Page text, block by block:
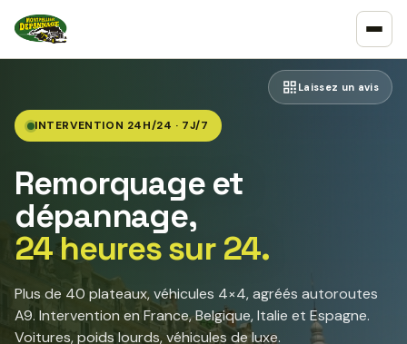
Laissez un avis
INTERVENTION 24H/24 · 7J/7
Remorquage et
dépannage,
24 heures sur 24.
Plus de 40 plateaux, véhicules 4×4, agréés autoroutes
A9. Intervention en France, Belgique, Italie et Espagne.
Voitures, poids lourds, véhicules de luxe.